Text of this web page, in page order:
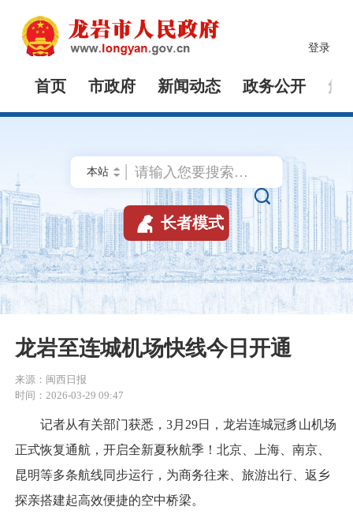
登录
首页 市政府 新闻动态 政务公开 解

 长者模式
龙岩至连城机场快线今日开通
来源：闽西日报
时间：2026-03-29 09:47
记者从有关部门获悉，3月29日，龙岩连城冠豸山机场
正式恢复通航，开启全新夏秋航季！北京、上海、南京、
昆明等多条航线同步运行，为商务往来、旅游出行、返乡
探亲搭建起高效便捷的空中桥梁。